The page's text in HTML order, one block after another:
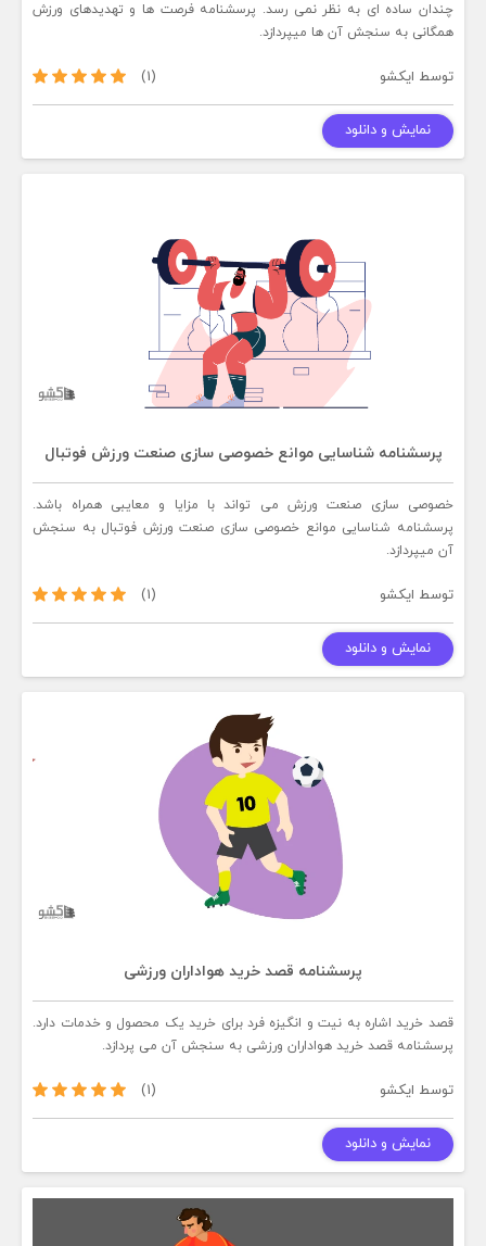
چندان ساده ای به نظر نمی رسد. پرسشنامه فرصت ها و تهدیدهای ورزش
همگانی به سنجش آن ها میپردازد.
توسط ایکشو (1)
نمایش و دانلود
پرسشنامه شناسایی موانع خصوصی سازی صنعت ورزش فوتبال
خصوصی سازی صنعت ورزش می تواند با مزایا و معایبی همراه باشد.
پرسشنامه شناسایی موانع خصوصی سازی صنعت ورزش فوتبال به سنجش
آن میپردازد.
توسط ایکشو (1)
نمایش و دانلود
پرسشنامه قصد خرید هواداران ورزشی
قصد خرید اشاره به نیت و انگیزه فرد برای خرید یک محصول و خدمات دارد.
پرسشنامه قصد خرید هواداران ورزشی به سنجش آن می پردازد.
توسط ایکشو (1)
نمایش و دانلود